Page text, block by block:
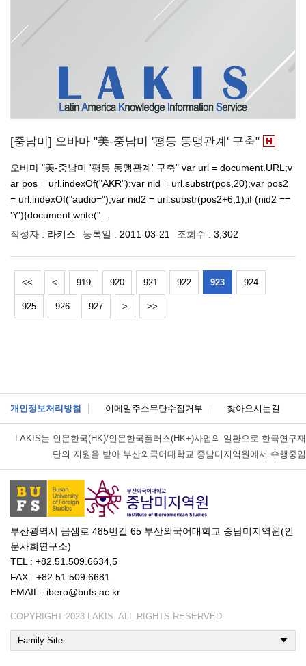
[중남미] 오바마 "美-중남미 '평등 동맹관계' 구축"
오바마 "美-중남미 '평등 동맹관계' 구축" var url = document.URL;v
ar pos = url.indexOf("AKR");var nid = url.substr(pos,20);var pos2
= url.indexOf("audio=");var nid2 = url.substr(pos2+6,1);if (nid2 ==
'Y'){document.write("…
작성자 : 라키스 등록일 : 2011-03-21 조회수 : 3,302
<< < 919 920 921 922 923 924
925 926 927 > >>
개인정보처리방침 이메일주소무단수집거부 찾아오시는길
LAKIS는 인문한국(HK)/인문한국플러스(HK+)사업의 일환으로 한국연구재
단의 지원을 받아 부산외국어대학교 중남미지역원에서 수행중임
부산광역시 금샘로 485번길 65 부산외국어대학교 중남미지역원(인
문사회연구소)
TEL : +82.51.509.6634,5
FAX : +82.51.509.6681
EMAIL : ibero@bufs.ac.kr
COPYRIGHT 2023 LAKIS. ALL RIGHTS RESERVED.
Family Site